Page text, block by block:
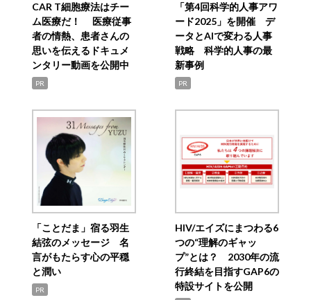
CAR T細胞療法はチー
ム医療だ！ 医療従事
者の情熱、患者さんの
思いを伝えるドキュメ
ンタリー動画を公開中
PR
「第4回科学的人事アワ
ード2025」を開催 デ
ータとAIで変わる人事
戦略 科学的人事の最
新事例
PR
「ことだま」宿る羽生
結弦のメッセージ 名
言がもたらす心の平穏
と潤い
PR
HIV/エイズにまつわる6
つの“理解のギャッ
プ”とは？ 2030年の流
行終結を目指すGAP6の
特設サイトを公開